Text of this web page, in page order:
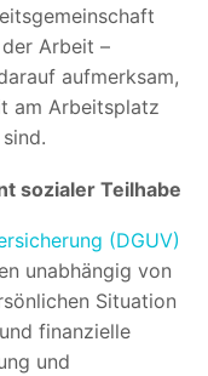
Arbeit –
aufmerksam,
am Arbeitsplatz
sozialer Teilhabe
(DGUV)
unabhängig von
Situation
finanzielle
und